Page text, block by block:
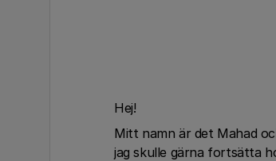
Hej!
Mitt namn är det Mahad
jag skulle gärna fortsätta